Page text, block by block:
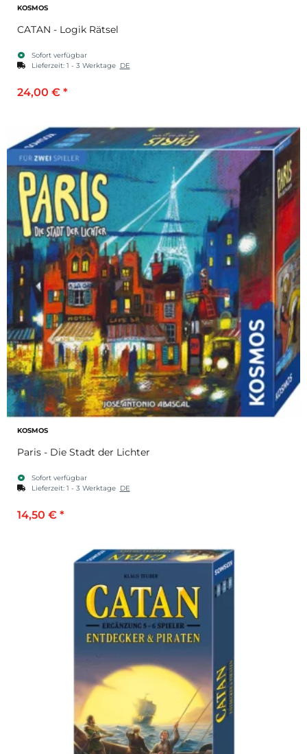
KOSMOS
CATAN - Logik Rätsel
Sofort verfügbar
Lieferzeit: 1 - 3 Werktage DE
24,00 € *
KOSMOS
Paris - Die Stadt der Lichter
Sofort verfügbar
Lieferzeit: 1 - 3 Werktage DE
14,50 € *